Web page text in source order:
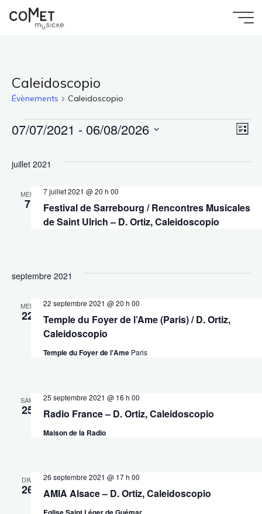
Caleidoscopio
Évènements Caleidoscopio
Évènements
par
de
Liste
07/07/2021 - 06/08/2026
une
juillet 2021
MER
7
Festival de Sarrebourg / Rencontres Musicales
de Saint Ulrich – D. Ortiz, Caleidoscopio
7 juillet 2021 @ 20 h 00
septembre 2021
MER
22
Temple du Foyer de l’Ame (Paris) / D. Ortiz,
Caleidoscopio
22 septembre 2021 @ 20 h 00
Temple du Foyer de l'Ame Paris
SAM
25 Radio France – D. Ortiz, Caleidoscopio
25 septembre 2021 @ 16 h 00
Maison de la Radio
DIM
26 AMIA Alsace – D. Ortiz, Caleidoscopio
26 septembre 2021 @ 17 h 00